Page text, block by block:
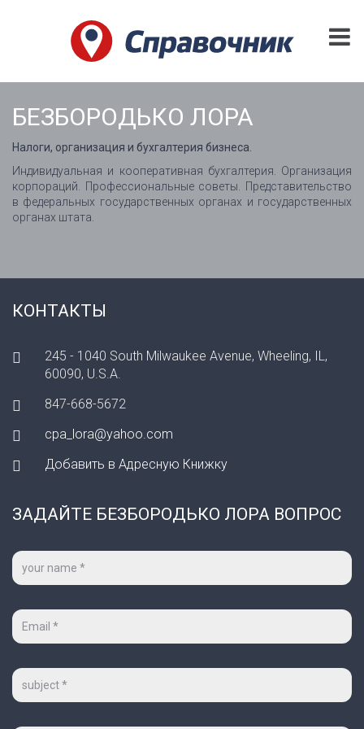
БЕЗБОРОДЬКО ЛОРА
Налоги, организация и бухгалтерия бизнеса.
Индивидуальная и кооперативная бухгалтерия. Организация
корпораций. Профессиональные советы. Представительство
в федеральных государственных органах и государственных
органах штата.
КОНТАКТЫ
245 - 1040 South Milwaukee Avenue, Wheeling, IL,
60090, U.S.A.
847-668-5672
cpa_lora@yahoo.com
Добавить в Адресную Книжку
ЗАДАЙТЕ БЕЗБОРОДЬКО ЛОРА ВОПРОС
Ваше
имя
Ваш
mail
Тема